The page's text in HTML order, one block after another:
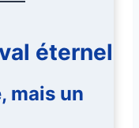
éternel
mais un